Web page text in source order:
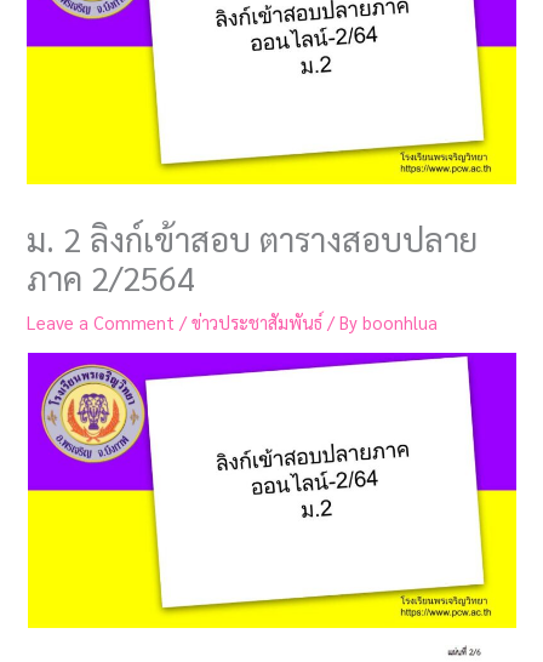
ม. 2 ลิงก์เข้าสอบ ตารางสอบปลาย
ภาค 2/2564
Leave a Comment /ข่าวประชาสัมพันธ์ / Byboonhlua